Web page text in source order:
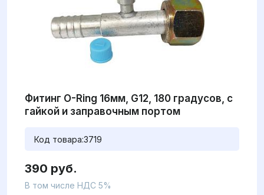
Фитинг O-Ring 16мм, G12, 180 градусов, с
гайкой и заправочным портом
Код товара:3719
390 руб.
В том числе НДС 5%